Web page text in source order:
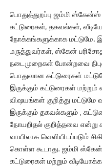
பொதுத்துறப்பு ஜம்மி ஸ்கேன்ஸ்
கட்டுரைகள், தகவல்கள்,
நோக்கங்களுக்காக மட்டுமே.
மருத்துவர்கள், ஸ்கேன்
நடைமுறைகள் போன்றவை
பொதுவான கட்டுரைகள்
இருக்கும் கட்டுரைகள்
விஷயங்கள் குறித்து
இருக்கும் தகவல்களும் ,
நோயறிதல் குறித்தவை
வாயிலாக வெளியிடப்படும்
கொள்ள கூடாது. ஜம்மி
கட்டுரைகள் மற்றும்